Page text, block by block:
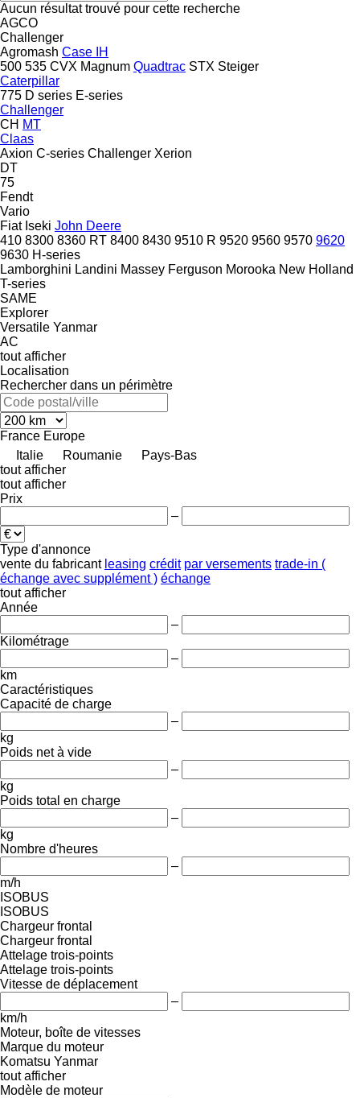
Aucun résultat trouvé pour cette recherche
AGCO
Challenger
Agromash Case IH
500 535 CVX Magnum Quadtrac STX Steiger
Caterpillar
775 D series E-series
Challenger
CH MT
Claas
Axion C-series Challenger Xerion
DT
75
Fendt
Vario
Fiat Iseki John Deere
410 8300 8360 RT 8400 8430 9510 R 9520 9560 9570 9620
9630 H-series
Lamborghini Landini Massey Ferguson Morooka New Holland
T-series
SAME
Explorer
Versatile Yanmar
AC
tout afficher
Localisation
Rechercher dans un périmètre
France Europe
Italie
Roumanie
Pays-Bas
tout afficher
tout afficher
Prix
–
Type d'annonce
vente du fabricant leasing crédit par versements trade-in (
échange avec supplément ) échange
tout afficher
Année
–
Kilométrage
–
km
Caractéristiques
Capacité de charge
–
kg
Poids net à vide
–
kg
Poids total en charge
–
kg
Nombre d'heures
–
m/h
ISOBUS
ISOBUS
Chargeur frontal
Chargeur frontal
Attelage trois-points
Attelage trois-points
Vitesse de déplacement
–
km/h
Moteur, boîte de vitesses
Marque du moteur
Komatsu Yanmar
tout afficher
Modèle de moteur